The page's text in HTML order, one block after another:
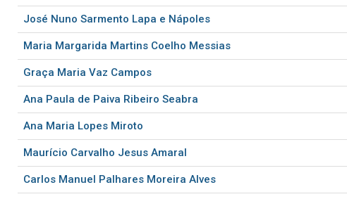
José Nuno Sarmento Lapa e Nápoles
Maria Margarida Martins Coelho Messias
Graça Maria Vaz Campos
Ana Paula de Paiva Ribeiro Seabra
Ana Maria Lopes Miroto
Maurício Carvalho Jesus Amaral
Carlos Manuel Palhares Moreira Alves